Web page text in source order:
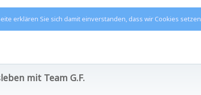
erklären Sie sich damit einverstanden, dass wir Cookies
mit Team G.F.